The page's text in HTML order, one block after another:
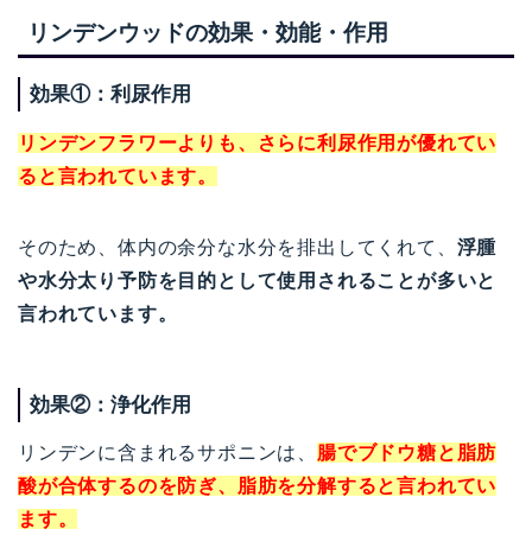
リンデンウッドの効果・効能・作用
効果①：利尿作用
リンデンフラワーよりも、さらに利尿作用が優れてい
ると言われています。
そのため、体内の余分な水分を排出してくれて、 浮腫
や水分太り予防を目的として使用されることが多いと
言われています。
効果②：浄化作用
リンデンに含まれるサポニンは、 腸でブドウ糖と脂肪
酸が合体するのを防ぎ、脂肪を分解すると言われてい
ます。